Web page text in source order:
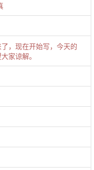
，现在开始写，今天的
家谅解。